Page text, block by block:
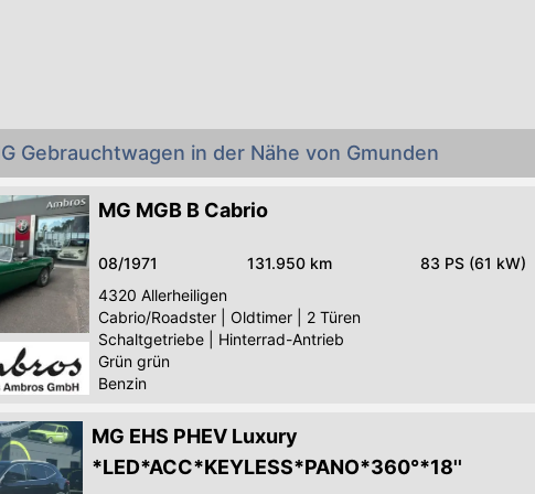
Gebrauchtwagen in der Nähe von Gmunden
MG MGB B Cabrio
08/1971 131.950 km
83 PS (61 kW)
4320 Allerheiligen
Cabrio/Roadster
Oldtimer
2 Türen
Schaltgetriebe
Hinterrad-Antrieb
Grün grün
Benzin
MG EHS PHEV Luxury
*LED*ACC*KEYLESS*PANO*360°*18''